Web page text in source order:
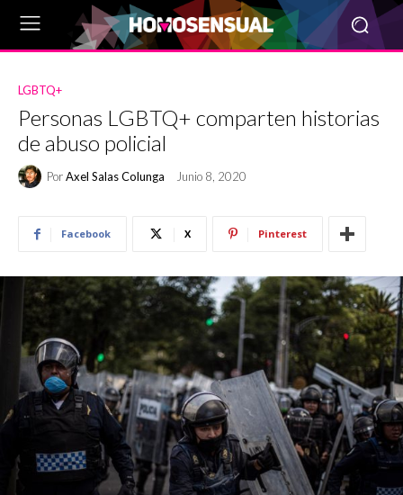
LGBTQ+
Personas LGBTQ+ comparten historias
de abuso policial
PorAxel Salas Colunga Junio 8, 2020
Facebook X Pinterest